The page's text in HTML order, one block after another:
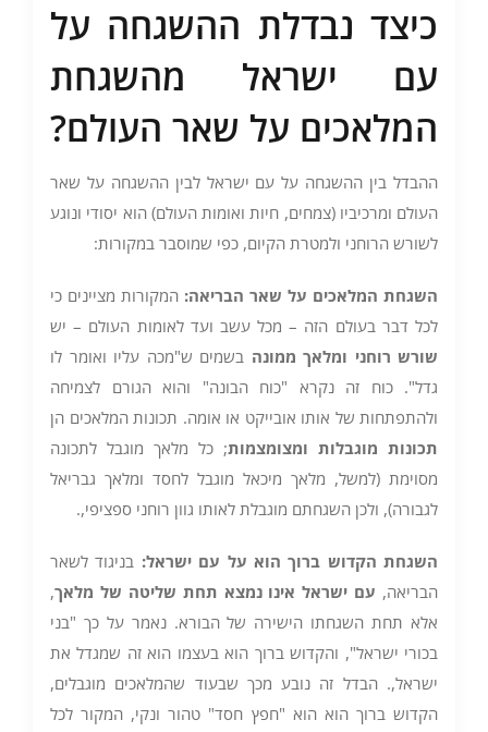
כיצד נבדלת ההשגחה על
עם ישראל מהשגחת
המלאכים על שאר העולם?
ההבדל בין ההשגחה על עם ישראל לבין ההשגחה על שאר
העולם ומרכיביו (צמחים, חיות ואומות העולם) הוא יסודי ונוגע
לשורש הרוחני ולמטרת הקיום, כפי שמוסבר במקורות:
השגחת המלאכים על שאר הבריאה: המקורות מציינים כי
לכל דבר בעולם הזה – מכל עשב ועד לאומות העולם – יש
שורש רוחני ומלאך ממונה בשמים ש"מכה עליו ואומר לו
גדל". כוח זה נקרא "כוח הבונה" והוא הגורם לצמיחה
ולהתפתחות של אותו אובייקט או אומה. תכונות המלאכים הן
תכונות מוגבלות ומצומצמות; כל מלאך מוגבל לתכונה
מסוימת (למשל, מלאך מיכאל מוגבל לחסד ומלאך גבריאל
לגבורה), ולכן השגחתם מוגבלת לאותו גוון רוחני ספציפי,.
השגחת הקדוש ברוך הוא על עם ישראל: בניגוד לשאר
הבריאה, עם ישראל אינו נמצא תחת שליטה של מלאך,
אלא תחת השגחתו הישירה של הבורא. נאמר על כך "בני
בכורי ישראל", והקדוש ברוך הוא בעצמו הוא זה שמגדל את
ישראל,. הבדל זה נובע מכך שבעוד שהמלאכים מוגבלים,
הקדוש ברוך הוא הוא "חפץ חסד" טהור ונקי, המקור לכל